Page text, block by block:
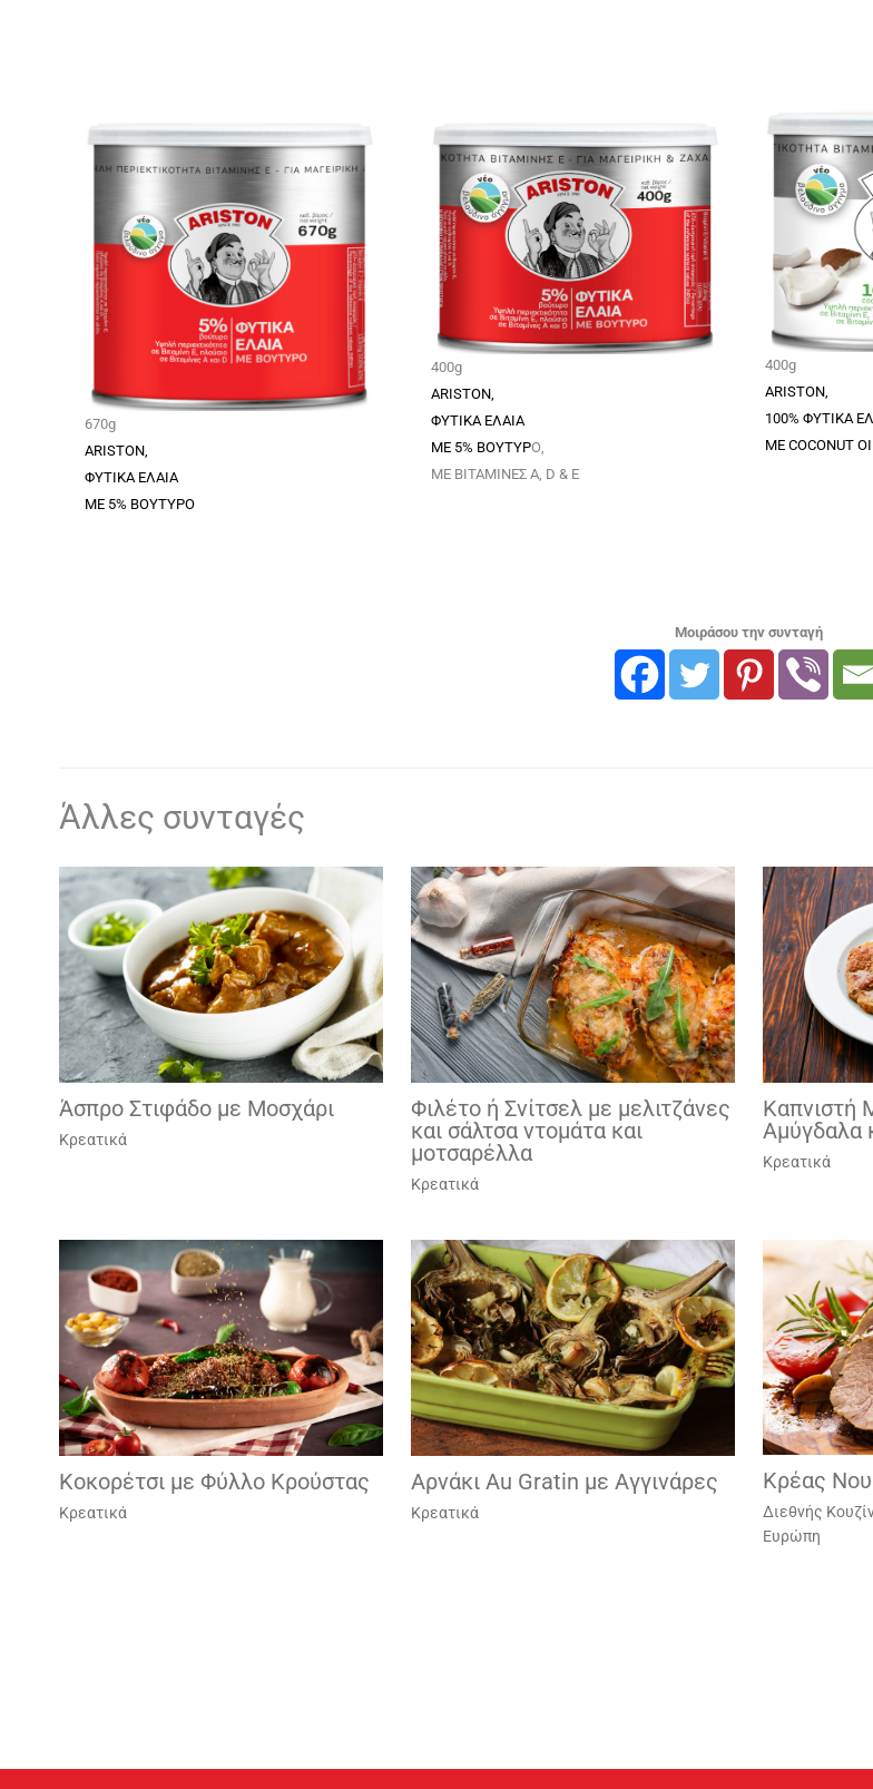
670g
ARISTON,
ΦΥΤΙΚΑ ΕΛΑΙΑ
ΜΕ 5% ΒΟΥΤΥΡΟ
400g
ARISTON,
ΦΥΤΙΚΑ ΕΛΑΙΑ
ΜΕ 5% ΒΟΥΤΥΡΟ,
ΜΕ ΒΙΤΑΜΙΝΕΣ A, D & E
400g
ARISTON,
100% ΦΥΤΙΚΑ
ΜΕ COCONUT
Μοιράσου την συνταγή
Άλλες συνταγές
Άσπρο Στιφάδο με Μοσχάρι
Κρεατικά
Φιλέτο ή Σνίτσελ με μελιτζάνες
και σάλτσα ντομάτα και
μοτσαρέλλα
Κρεατικά
Καπνιστή
Αμύγδαλα
Κρεατικά
Κοκορέτσι με Φύλλο Κρούστας
Κρεατικά
Αρνάκι Au Gratin με Αγγινάρες
Κρεατικά
Κρέας
Διεθνής
Ευρώπη